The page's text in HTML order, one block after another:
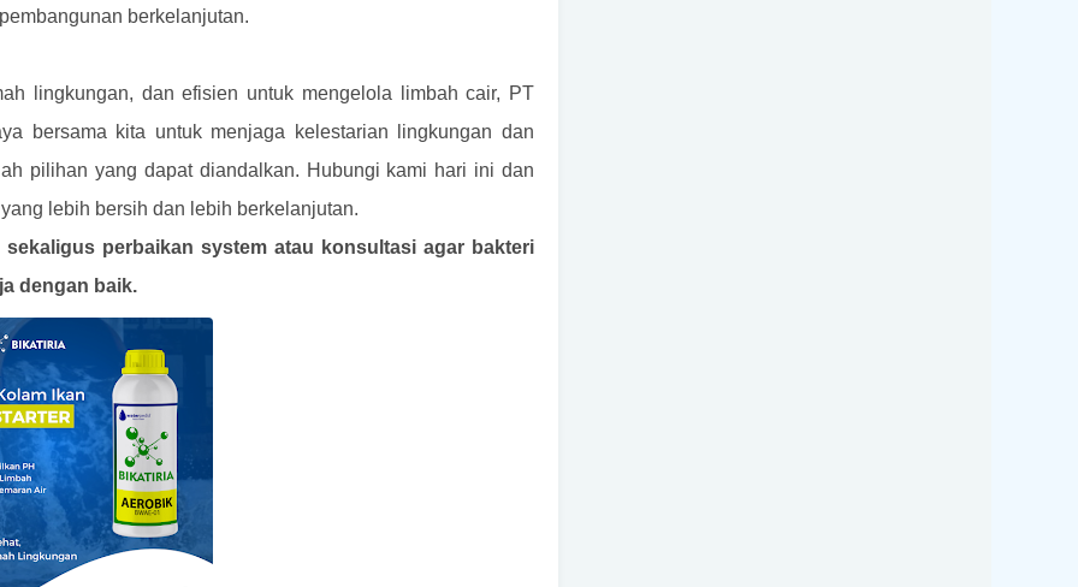
berkelanjutan.
lingkungan, dan efisien untuk mengelola limbah cair, PT
bersama kita untuk menjaga kelestarian lingkungan dan
pilihan yang dapat diandalkan. Hubungi kami hari ini dan
lebih bersih dan lebih berkelanjutan.
perbaikan system atau konsultasi agar bakteri
dengan baik.